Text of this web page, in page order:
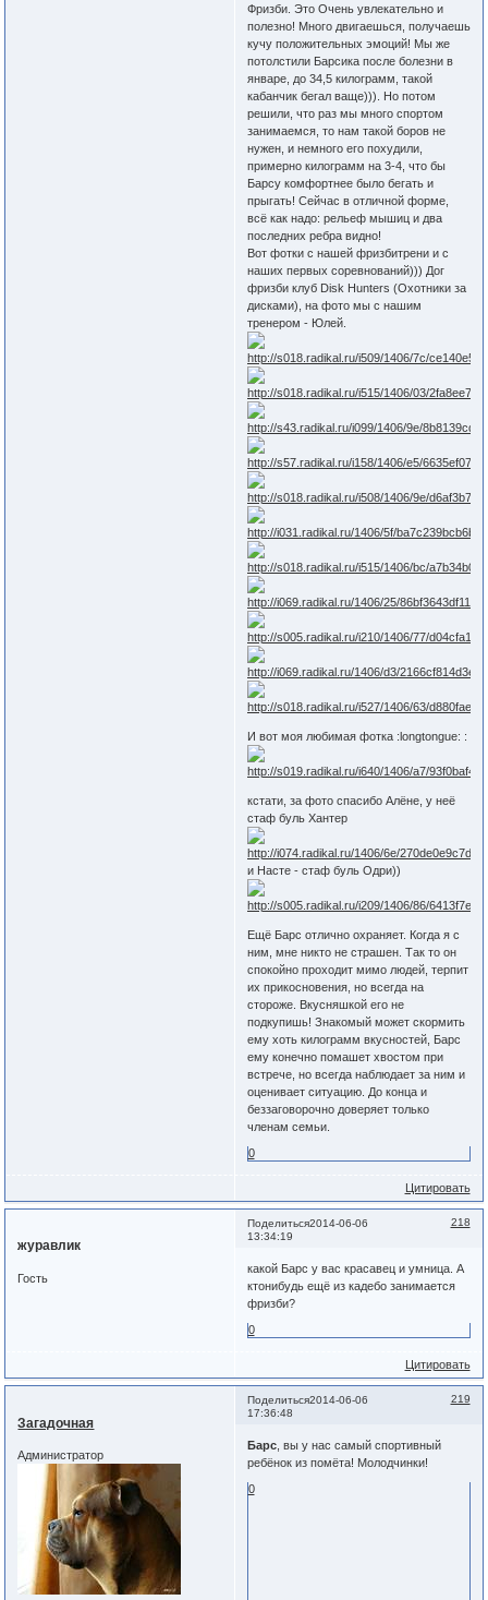
Фризби. Это Очень увлекательно и
полезно! Много двигаешься, получаешь
кучу положительных эмоций! Мы же
потолстили Барсика после болезни в
январе, до 34,5 килограмм, такой
кабанчик бегал ваще))). Но потом
решили, что раз мы много спортом
занимаемся, то нам такой боров не
нужен, и немного его похудили,
примерно килограмм на 3-4, что бы
Барсу комфортнее было бегать и
прыгать! Сейчас в отличной форме,
всё как надо: рельеф мышиц и два
последних ребра видно!
Вот фотки с нашей фризбитрени и с
наших первых соревнований))) Дог
фризби клуб Disk Hunters (Охотники за
дисками), на фото мы с нашим
тренером - Юлей.
И вот моя любимая фотка :longtongue: :
кстати, за фото спасибо Алёне, у неё
стаф буль Хантер
и Насте - стаф буль Одри))
Ещё Барс отлично охраняет. Когда я с
ним, мне никто не страшен. Так то он
спокойно проходит мимо людей, терпит
их прикосновения, но всегда на
стороже. Вкусняшкой его не
подкупишь! Знакомый может скормить
ему хоть килограмм вкусностей, Барс
ему конечно помашет хвостом при
встрече, но всегда наблюдает за ним и
оценивает ситуацию. До конца и
беззаговорочно доверяет только
членам семьи.
0
Цитировать
Поделиться 218
2014-06-06
13:34:19
журавлик
Гость
какой Барс у вас красавец и умница. А
ктонибудь ещё из кадебо занимается
фризби?
0
Цитировать
Поделиться 219
2014-06-06
17:36:48
Загадочная
Администратор
Барс, вы у нас самый спортивный
ребёнок из помёта! Молодчинки!
0